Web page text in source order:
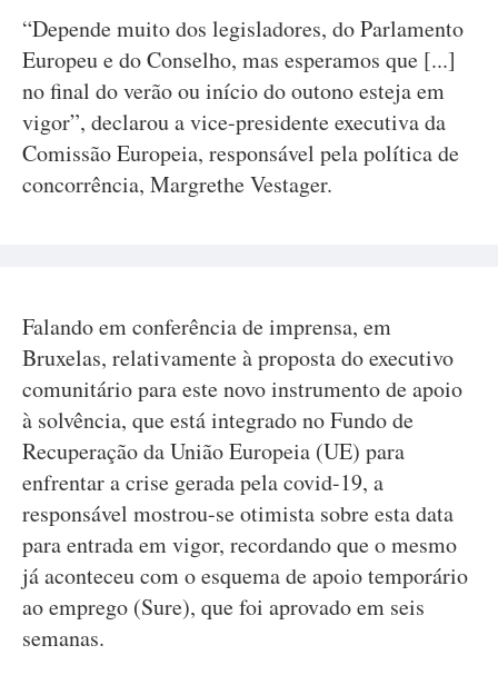
“Depende muito dos legisladores, do Parlamento
Europeu e do Conselho, mas esperamos que [...]
no final do verão ou início do outono esteja em
vigor”, declarou a vice-presidente executiva da
Comissão Europeia, responsável pela política de
concorrência, Margrethe Vestager.
Falando em conferência de imprensa, em
Bruxelas, relativamente à proposta do executivo
comunitário para este novo instrumento de apoio
à solvência, que está integrado no Fundo de
Recuperação da União Europeia (UE) para
enfrentar a crise gerada pela covid-19, a
responsável mostrou-se otimista sobre esta data
para entrada em vigor, recordando que o mesmo
já aconteceu com o esquema de apoio temporário
ao emprego (Sure), que foi aprovado em seis
semanas.